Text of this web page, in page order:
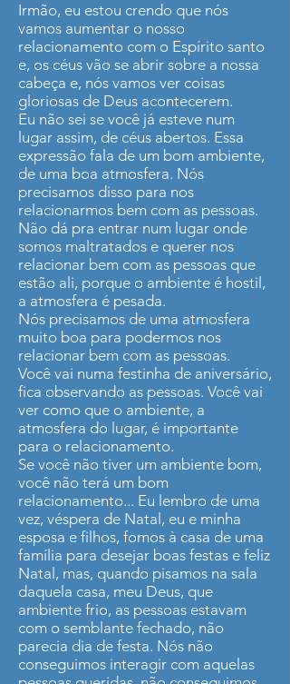
Irmão, eu estou crendo que nós
vamos aumentar o nosso
relacionamento com o Espírito santo
e, os céus vão se abrir sobre a nossa
cabeça e, nós vamos ver coisas
gloriosas de Deus acontecerem.
Eu não sei se você já esteve num
lugar assim, de céus abertos. Essa
expressão fala de um bom ambiente,
de uma boa atmosfera. Nós
precisamos disso para nos
relacionarmos bem com as pessoas.
Não dá pra entrar num lugar onde
somos maltratados e querer nos
relacionar bem com as pessoas que
estão ali, porque o ambiente é hostil,
a atmosfera é pesada.
Nós precisamos de uma atmosfera
muito boa para podermos nos
relacionar bem com as pessoas.
Você vai numa festinha de aniversário,
fica observando as pessoas. Você vai
ver como que o ambiente, a
atmosfera do lugar, é importante
para o relacionamento.
Se você não tiver um ambiente bom,
você não terá um bom
relacionamento... Eu lembro de uma
vez, véspera de Natal, eu e minha
esposa e filhos, fomos à casa de uma
família para desejar boas festas e feliz
Natal, mas, quando pisamos na sala
daquela casa, meu Deus, que
ambiente frio, as pessoas estavam
com o semblante fechado, não
parecia dia de festa. Nós não
conseguimos interagir com aquelas